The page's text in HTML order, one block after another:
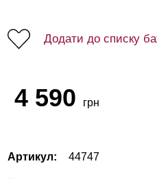
Додати до списку
4 590 грн
Артикул: 44747